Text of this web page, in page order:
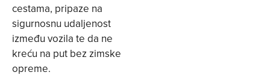
cestama, pripaze na
sigurnosnu udaljenost
između vozila te da ne
kreću na put bez zimske
opreme.